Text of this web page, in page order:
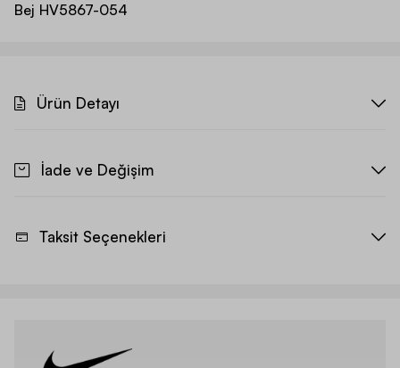
Bej HV5867-054
Ürün Detayı
İade ve Değişim
Taksit Seçenekleri